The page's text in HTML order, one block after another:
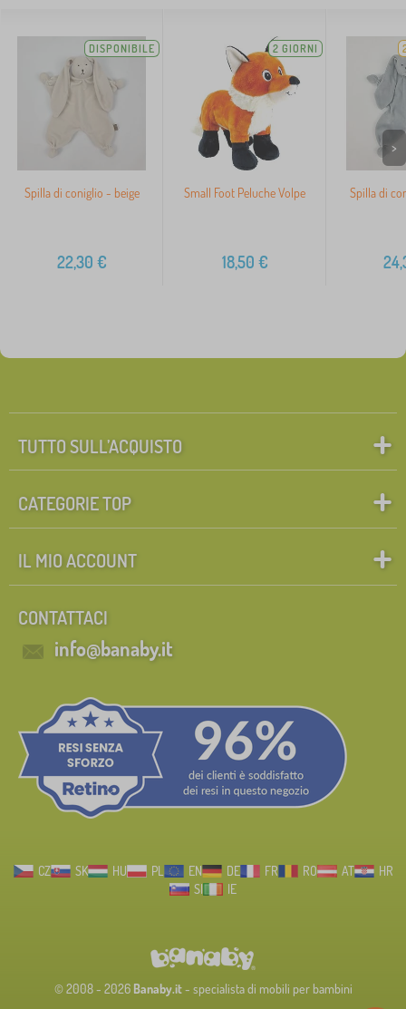
DISPONIBILE
Spilla di coniglio - beige
22,30 €
2 GIORNI
Small Foot Peluche Volpe
18,50 €
Spilla di
>
TUTTO SULL’ACQUISTO
CATEGORIE TOP
IL MIO ACCOUNT
CONTATTACI
info@banaby.it
CZ SK HU PL EN DE FR RO AT
HR
SI
IE
© 2008 - 2026 Banaby.it- specialista di mobili per bambini